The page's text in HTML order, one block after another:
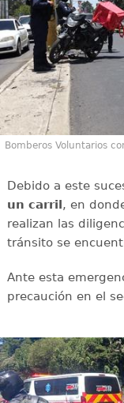
Bomberos Voluntarios
Debido a este
un carril, en
realizan las
tránsito se
Ante esta
precaución en el